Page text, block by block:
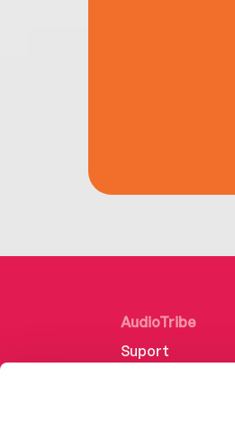
AudioTribe
Suport